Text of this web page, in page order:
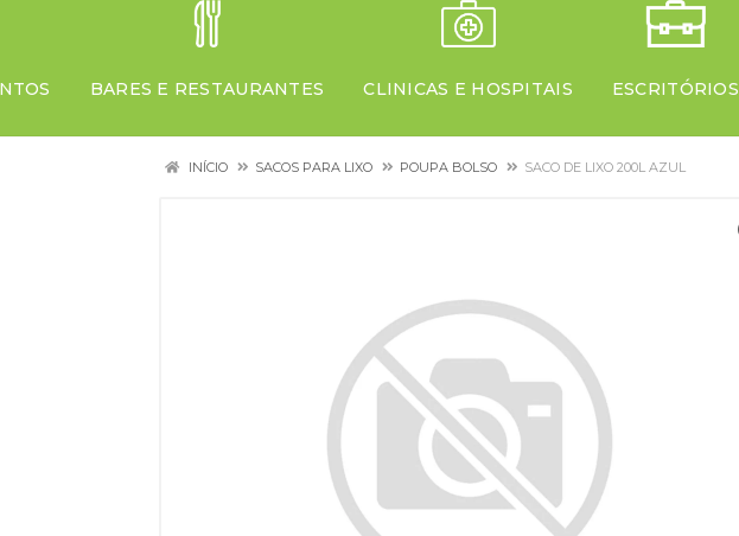
BARES E RESTAURANTES CLINICAS E HOSPITAIS ESCRITÓRIOS
INÍCIO SACOS PARA LIXO POUPA BOLSO SACO DE LIXO 200L AZUL